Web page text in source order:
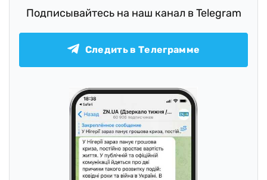
Подписывайтесь на наш канал в Telegram
Следить в Телеграмме